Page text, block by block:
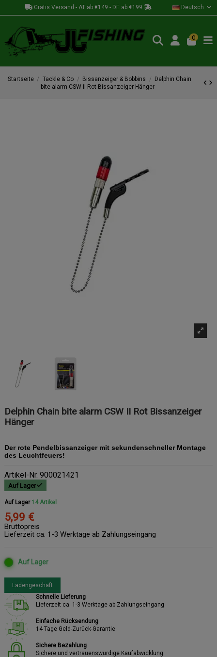
Gratis Versand - AT ab €149 - DE ab €199 Deutsch
0
Startseite Tackle & Co Bissanzeiger & Bobbins
Delphin Chain
bite alarm CSW II Rot Bissanzeiger Hänger
Delphin Chain bite alarm CSW II Rot Bissanzeiger
Hänger
Der rote Pendelbissanzeiger mit sekundenschneller Montage
des Leuchtfeuers!
Artikel-Nr. 900021421
Auf Lager
Auf Lager 14 Artikel
5,99 €
Bruttopreis
Lieferzeit ca. 1-3 Werktage ab Zahlungseingang
Auf Lager
Ladengeschäft
Schnelle Lieferung
Lieferzeit ca. 1-3 Werktage ab Zahlungseingang
Einfache Rücksendung
14 Tage Geld-Zurück-Garantie
Sichere Bezahlung
Sichere und vertrauenswürdige Kaufabwicklung